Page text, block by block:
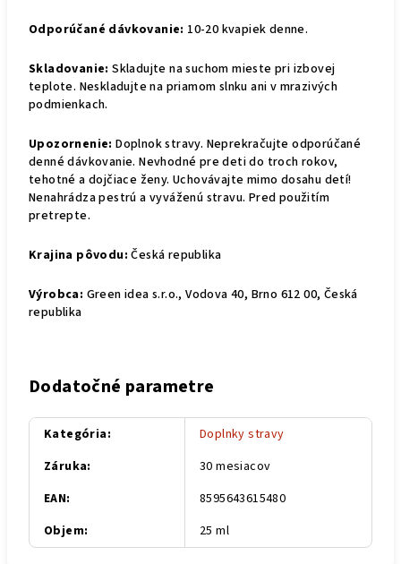
Odporúčané dávkovanie: 10-20 kvapiek denne.
Skladovanie: Skladujte na suchom mieste pri izbovej
teplote. Neskladujte na priamom slnku ani v mrazivých
podmienkach.
Upozornenie:Doplnok stravy. Neprekračujte odporúčané
denné dávkovanie. Nevhodné pre deti do troch rokov,
tehotné a dojčiace ženy. Uchovávajte mimo dosahu detí!
Nenahrádza pestrú a vyváženú stravu. Pred použitím
pretrepte.
Krajina pôvodu: Česká republika
Výrobca: Green idea s.r.o., Vodova 40, Brno 612 00, Česká
republika
Dodatočné parametre
Kategória:
Doplnky stravy
Záruka:
30 mesiacov
EAN:
8595643615480
Objem: 25 ml